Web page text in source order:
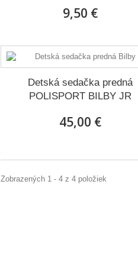
9,50 €
Detská sedačka predná
POLISPORT BILBY JR
45,00 €
Zobrazených 1 - 4 z 4 položiek